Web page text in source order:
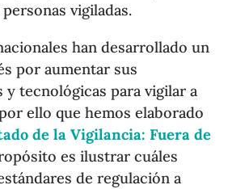
vigiladas.
han desarrollado un
por aumentar sus
y tecnológicas para vigilar a
ello que hemos elaborado
de la Vigilancia: Fuera de
es ilustrar cuáles
de regulación a